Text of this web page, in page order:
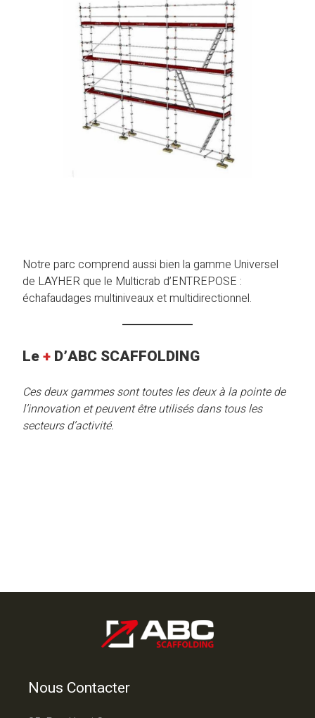
Notre parc comprend aussi bien la gamme Universel
de LAYHER que le Multicrab d’ENTREPOSE :
échafaudages multiniveaux et multidirectionnel.
Le+D’ABC SCAFFOLDING
Ces deux gammes sont toutes les deux à la pointe de
l’innovation et peuvent être utilisés dans tous les
secteurs d’activité.
Nous Contacter